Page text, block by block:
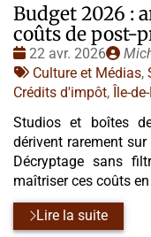
Budget 2026 :
coûts de post-
Date
:
22 avr. 2026
par
Tags
:
Culture et Médias,
Crédits d'impôt, Île-
Studios et boîtes
dérivent rarement
Décryptage sans
maîtriser ces coûts
Lire la suite